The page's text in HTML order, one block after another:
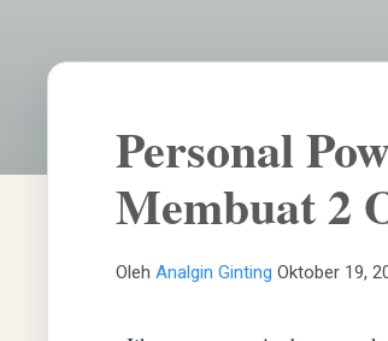
Personal
Membuat 2
Oleh Analgin Ginting Oktober 19,